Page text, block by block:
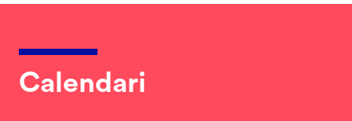
Calendari